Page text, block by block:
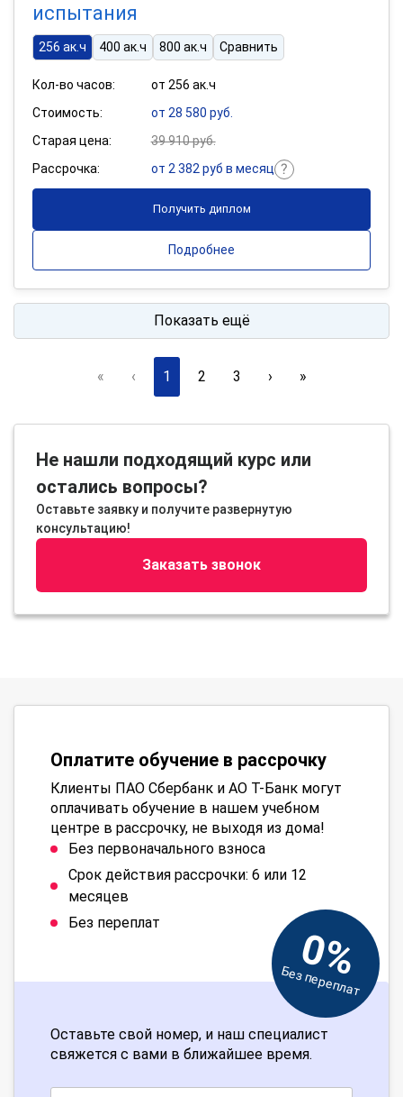
испытания
256 ак.ч 400 ак.ч 800 ак.ч Сравнить
Кол-во часов:
от 256 ак.ч
Стоимость:
от 28 580 руб.
Старая цена:
39 910 руб.
Рассрочка:
от 2 382 руб в месяц
Получить диплом
Подробнее
Показать ещё
« ‹ 1 2 3 › »
Не нашли подходящий курс или
остались вопросы?
Оставьте заявку и получите развернутую
консультацию!
Заказать звонок
Оплатите обучение в рассрочку
Клиенты ПАО Сбербанк и АО Т-Банк могут
оплачивать обучение в нашем учебном
центре в рассрочку, не выходя из дома!
Без первоначального взноса
Срок действия рассрочки: 6 или 12
месяцев
Без переплат
0%
Без переплат
Оставьте свой номер, и наш специалист
свяжется с вами в ближайшее время.